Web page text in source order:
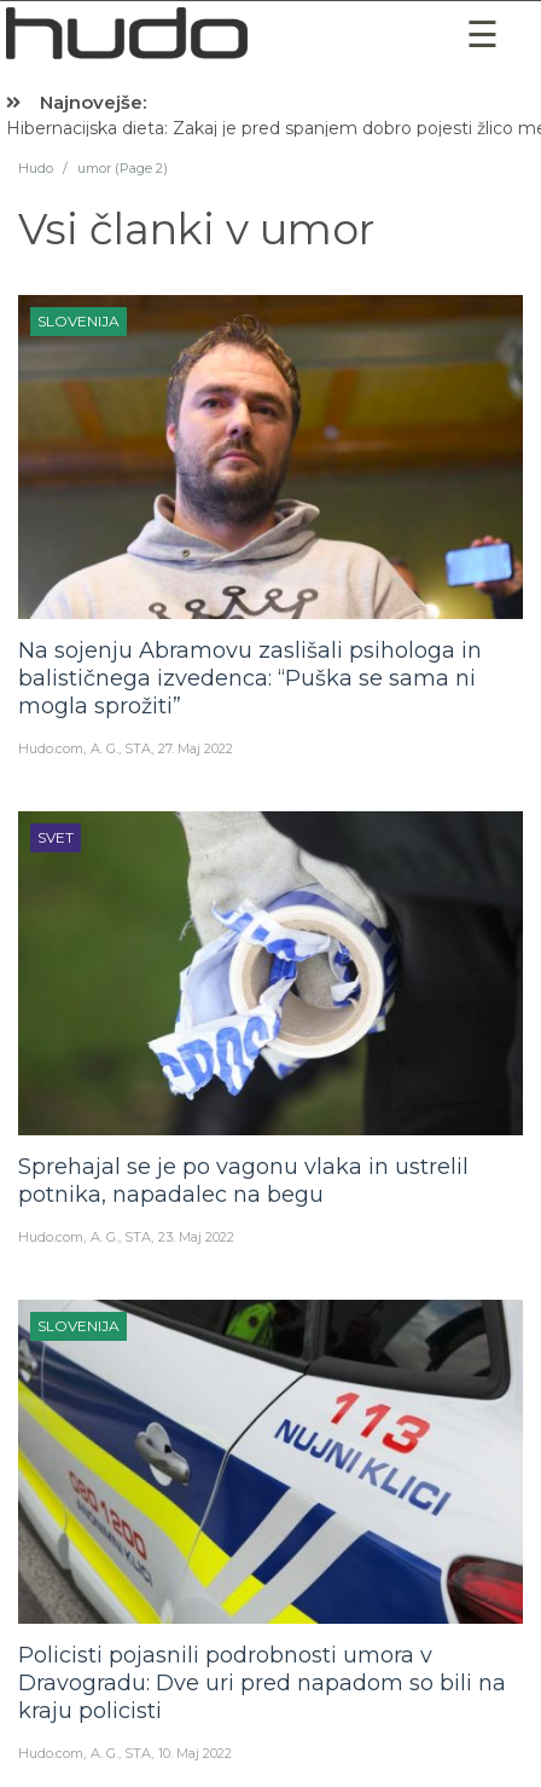
Najnovejše:
Hibernacijska dieta: Zakaj je pred spanjem dobro pojesti žlico
Hudo / umor (Page 2)
Vsi članki v umor
SLOVENIJA
Na sojenju Abramovu zaslišali psihologa in
balističnega izvedenca: “Puška se sama ni
mogla sprožiti”
Hudo.com A. G., STA 27. Maj 2022
SVET
Sprehajal se je po vagonu vlaka in ustrelil
potnika, napadalec na begu
Hudo.com A. G., STA 23. Maj 2022
SLOVENIJA
Policisti pojasnili podrobnosti umora v
Dravogradu: Dve uri pred napadom so bili na
kraju policisti
Hudo.com A. G., STA 10. Maj 2022